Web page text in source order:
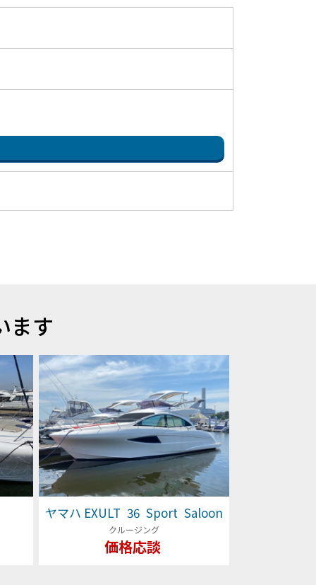
ます
ヤマハ EXULT 36 Sport Saloon
クルージング
価格応談